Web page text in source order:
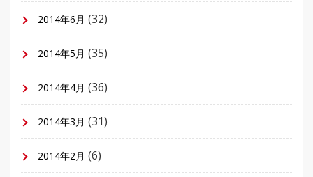
2014年6月 (32)
2014年5月 (35)
2014年4月 (36)
2014年3月 (31)
2014年2月 (6)